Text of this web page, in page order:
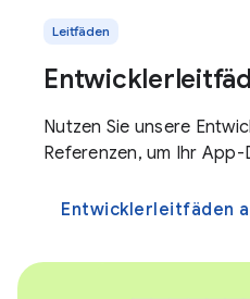
Leitfäden
Nutzen Sie unsere
Referenzen, um Ihr
Entwicklerleitfäden